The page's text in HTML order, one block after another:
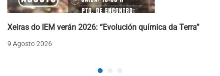
Xeiras do IEM verán 2026: “Evolución química da Terra”
9 Agosto 2026